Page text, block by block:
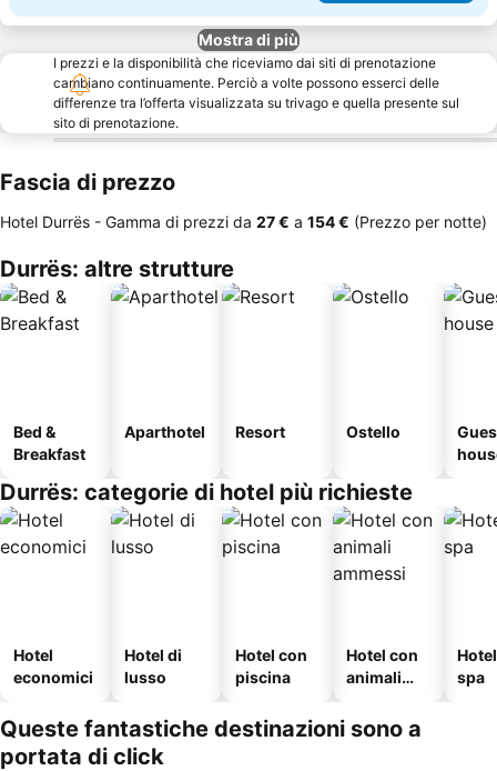
Mostra di più
I prezzi e la disponibilità che riceviamo dai siti di prenotazione
cambiano continuamente. Perciò a volte possono esserci delle
differenze tra l’offerta visualizzata su trivago e quella presente sul
sito di prenotazione.
Fascia di prezzo
Hotel Durrës - Gamma di prezzi da ‎27 € a ‎154 € (Prezzo per notte)
Durrës: altre strutture
Bed &
Breakfast
Aparthotel Resort Ostello
Durrës: categorie di hotel più richieste
Hotel
economici
Hotel di
lusso
Hotel con
piscina
Hotel con
animali
spa
Queste fantastiche destinazioni sono a
portata di click